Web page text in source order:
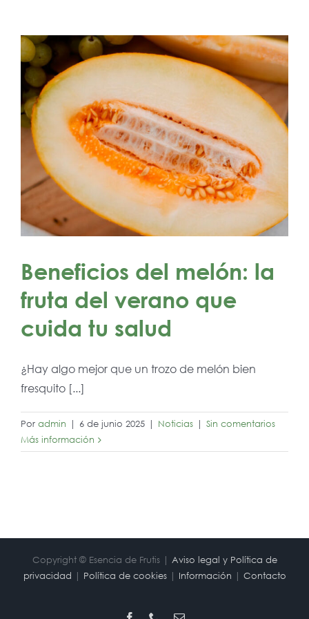
Beneficios del melón: la
fruta del verano que
cuida tu salud
¿Hay algo mejor que un trozo de melón bien
fresquito [...]
Por admin | 6 de junio 2025 | Noticias | Sin comentarios
Más información
Copyright © Esencia de Frutis | Aviso legal y Política de
privacidad | Política de cookies| Información | Contacto